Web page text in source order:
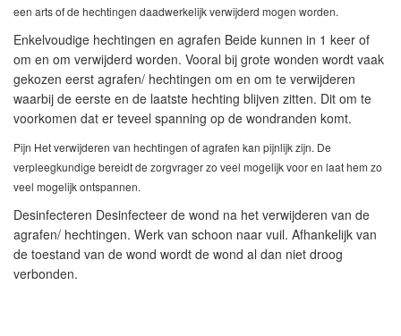
een arts of de hechtingen daadwerkelijk verwijderd mogen worden.
Enkelvoudige hechtingen en agrafen Beide kunnen in 1 keer of
om en om verwijderd worden. Vooral bij grote wonden wordt vaak
gekozen eerst agrafen/ hechtingen om en om te verwijderen
waarbij de eerste en de laatste hechting blijven zitten. Dit om te
voorkomen dat er teveel spanning op de wondranden komt.
Pijn Het verwijderen van hechtingen of agrafen kan pijnlijk zijn. De
verpleegkundige bereidt de zorgvrager zo veel mogelijk voor en laat hem zo
veel mogelijk ontspannen.
Desinfecteren Desinfecteer de wond na het verwijderen van de
agrafen/ hechtingen. Werk van schoon naar vuil. Afhankelijk van
de toestand van de wond wordt de wond al dan niet droog
verbonden.